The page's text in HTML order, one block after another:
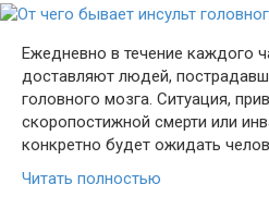
Ежедневно в течение каждого
доставляют людей,
головного мозга. Ситуация,
скоропостижной смерти или
конкретно будет ожидать
Читать полностью